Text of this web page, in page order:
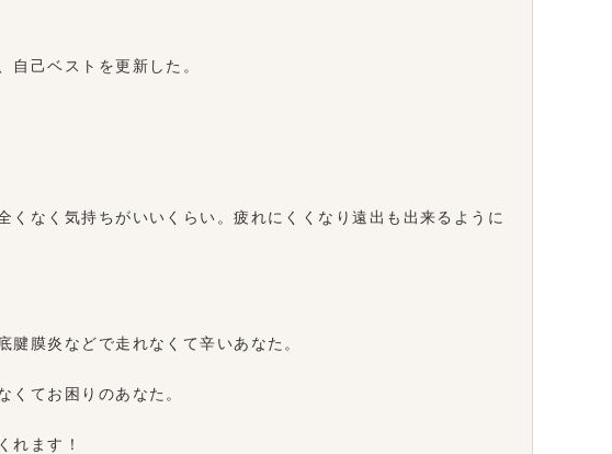
自己ベストを更新した。
なく気持ちがいいくらい。疲れにくくなり遠出も出来るように
膜炎などで走れなくて辛いあなた。
くてお困りのあなた。
れます！